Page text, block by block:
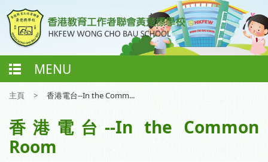
MENU
主頁 > 香港電台--In the Comm...
香港電台--In the Common
Room